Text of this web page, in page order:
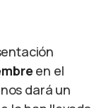
en el
dará un